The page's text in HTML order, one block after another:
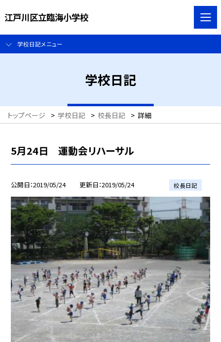
江戸川区立臨海小学校
学校日記メニュー
学校日記
トップページ > 学校日記 > 校長日記 > 詳細
5月24日 運動会リハーサル
公開日 2019/05/24 更新日 2019/05/24 校長日記